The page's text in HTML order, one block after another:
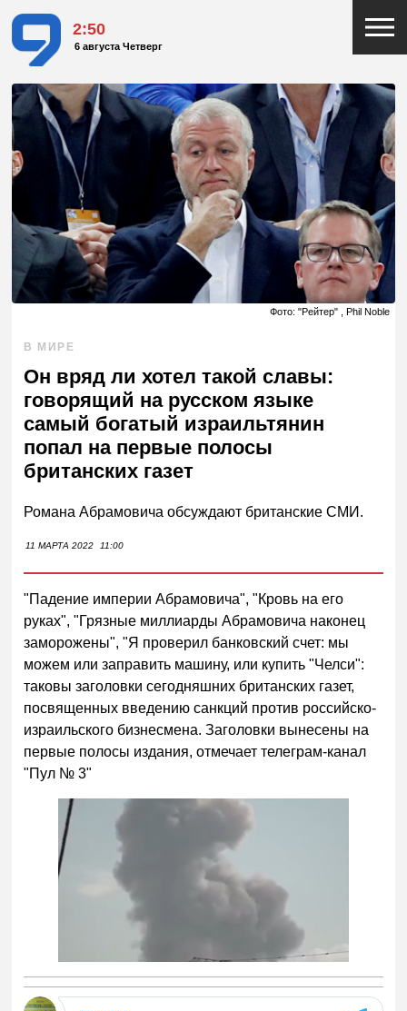
2:50
6 августа Четверг
Фото: "Рейтер" , Phil Noble
В МИРЕ
Он вряд ли хотел такой славы:
говорящий на русском языке
самый богатый израильтянин
попал на первые полосы
британских газет
Романа Абрамовича обсуждают британские СМИ.
11 МАРТА 2022 11:00
"Падение империи Абрамовича", "Кровь на его
руках", "Грязные миллиарды Абрамовича наконец
заморожены", "Я проверил банковский счет: мы
можем или заправить машину, или купить "Челси":
таковы заголовки сегодняшних британских газет,
посвященных введению санкций против российско-
израильского бизнесмена. Заголовки вынесены на
первые полосы издания, отмечает телеграм-канал
"Пул № 3"